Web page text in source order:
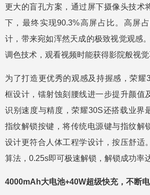
更大的盲孔方案，通过屏下摄像头技术
下，最终实现90.3%高屏占比。高屏
计，带来宛如浑然天成的极致视觉观感
调色技术，观看视频时能获得影院般视觉
为了打造更优秀的观感及持握感，荣耀
框设计，镭射蚀刻腰线进一步提升颜值
识别速度与精度，荣耀30S还搭载业界
指纹解锁按键，将传统电源键与指纹解
设计更符合人体工程学设计，按压舒适
算法，0.25s即可极速解锁，解锁成功率
4000mAh大电池+40W超级快充，不断